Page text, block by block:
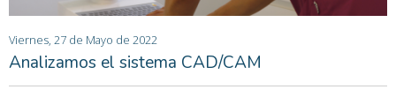
Viernes, 27 de Mayo de 2022
Analizamos el sistema CAD/CAM